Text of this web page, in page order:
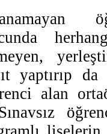
yaptırıp
alan